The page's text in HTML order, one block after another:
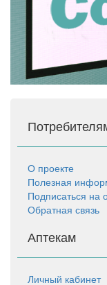
О проекте
Полезная
Подписаться на
Обратная связь
Аптекам
Личный кабинет